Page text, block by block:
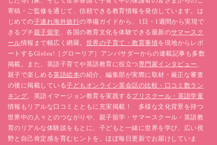
寄稿・ご監修を通じて、信頼できる教育情報を発信しています。は
じめての子連れ海外旅行の準備ガイドから、1日・1週間から実現で
きるプチ 親子留学 、各国の教育文化を体験できる最新のサマースク
ール情報まで幅広く網羅。 世界の子育て・教育事情を現地からレポ
ートするGlolea!［グローリア］アンバサダーからの連載記事も多数
掲載。また、英語子育てや英語教育に役立つ専門家インタビュー
親子で楽しめる英語絵本の紹介、編集部が実際に取材・厳正な審査
の後に掲載している子どもオンライン英会話の比較・口コミ数ラン
キング 、英語イマージョン教育を実践するプリスクール・英語学童
情報もリアルな口コミとともに充実掲載！ 多様な文化背景を持つ
世界中の人々とのつながりや、親子留学・サマースクール・英語教
育のリアルな体験談をもとに、子どもと一緒に世界を学び、広い視
野と自己肯定感を育むヒントを、ほぼ毎日更新でお届けしていま